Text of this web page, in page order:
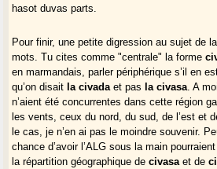
hasot duvas parts.
Pour finir, une petite digression au sujet de
mots. Tu cites comme "centrale" la forme
en marmandais, parler périphérique s’il en
qu’on disait la civada et pas la civasa . A
n’aient été concurrentes dans cette région
les vents, ceux du nord, du sud, de l’est et
le cas, je n’en ai pas le moindre souvenir.
chance d’avoir l’ALG sous la main
la répartition géographique decivasa et de